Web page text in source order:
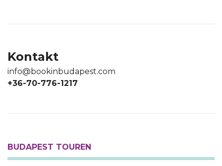
Kontakt
info@bookinbudapest.com
+36-70-776-1217
BUDAPEST TOUREN